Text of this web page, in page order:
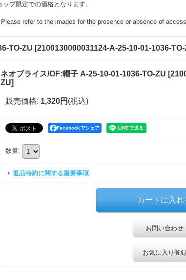
プ限定での価格となります。
refer to the images for the presence or absence of
TO-ZU [2100130000031124-A-25-10-01-1036-TO-
ネオブライス/OF:帽子 A-25-10-01-1036-TO-ZU [
ZU]
販売価格: 1,320円 (税込)
Facebookでシェア
数量:
返品特約に関する重要事項
お問い合わせ
お気に入り登